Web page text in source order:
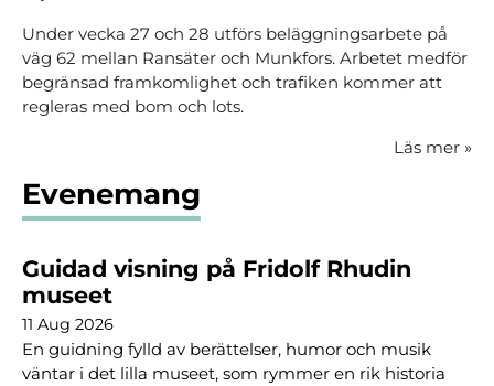
Under vecka 27 och 28 utförs beläggningsarbete på
väg 62 mellan Ransäter och Munkfors. Arbetet medför
begränsad framkomlighet och trafiken kommer att
regleras med bom och lots.
Läs mer »
Evenemang
Guidad visning på Fridolf Rhudin
museet
11 Aug 2026
En guidning fylld av berättelser, humor och musik
väntar i det lilla museet, som rymmer en rik historia